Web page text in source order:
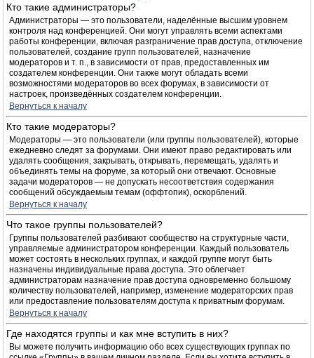
Кто такие администраторы?
Администраторы — это пользователи, наделённые высшим уровнем
контроля над конференцией. Они могут управлять всеми аспектами
работы конференции, включая разграничение прав доступа, отключение
пользователей, создание групп пользователей, назначение
модераторов и т. п., в зависимости от прав, предоставленных им
создателем конференции. Они также могут обладать всеми
возможностями модераторов во всех форумах, в зависимости от
настроек, произведённых создателем конференции.
Вернуться к началу
Кто такие модераторы?
Модераторы — это пользователи (или группы пользователей), которые
ежедневно следят за форумами. Они имеют право редактировать или
удалять сообщения, закрывать, открывать, перемещать, удалять и
объединять темы на форуме, за который они отвечают. Основные
задачи модераторов — не допускать несоответствия содержания
сообщений обсуждаемым темам (оффтопик), оскорблений.
Вернуться к началу
Что такое группы пользователей?
Группы пользователей разбивают сообщество на структурные части,
управляемые администратором конференции. Каждый пользователь
может состоять в нескольких группах, и каждой группе могут быть
назначены индивидуальные права доступа. Это облегчает
администраторам назначение прав доступа одновременно большому
количеству пользователей, например, изменение модераторских прав
или предоставление пользователям доступа к приватным форумам.
Вернуться к началу
Где находятся группы и как мне вступить в них?
Вы можете получить информацию обо всех существующих группах по